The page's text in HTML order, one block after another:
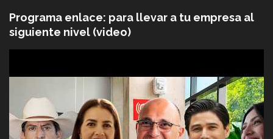
Programa enlace: para llevar a tu empresa al
siguiente nivel (video)